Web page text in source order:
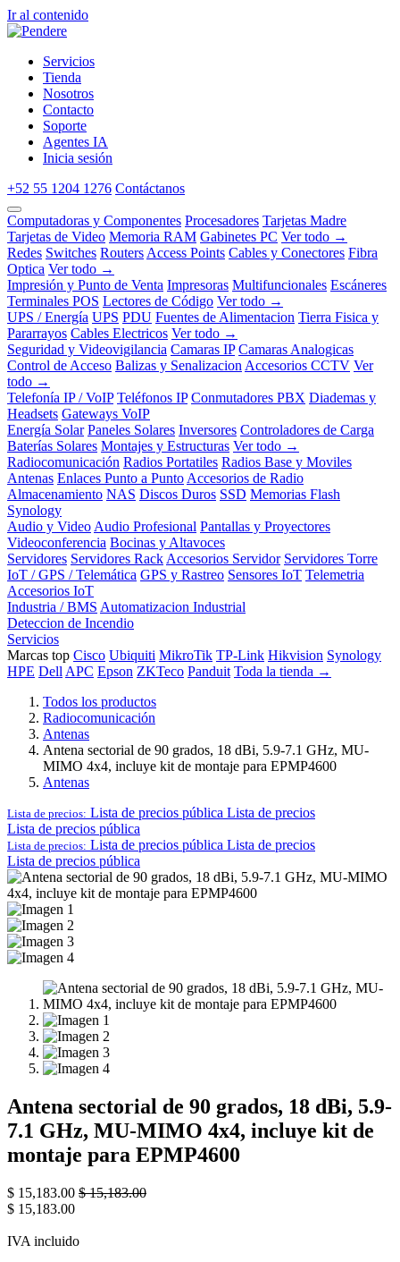
Ir al contenido
Servicios
Tienda
Nosotros
Contacto
Soporte
Agentes IA
Inicia sesión
+52 55 1204 1276 Contáctanos
Computadoras y Componentes Procesadores Tarjetas Madre
Tarjetas de Video Memoria RAM Gabinetes PC Ver todo →
Redes Switches Routers Access Points Cables y Conectores Fibra
Optica Ver todo →
Impresión y Punto de Venta Impresoras Multifuncionales Escáneres
Terminales POS Lectores de Código Ver todo →
UPS / Energía UPS PDU Fuentes de Alimentacion Tierra Fisica y
Pararrayos Cables Electricos Ver todo →
Seguridad y Videovigilancia Camaras IP Camaras Analogicas
Control de Acceso Balizas y Senalizacion Accesorios CCTV Ver
todo →
Telefonía IP / VoIP Teléfonos IP Conmutadores PBX Diademas y
Headsets Gateways VoIP
Energía Solar Paneles Solares Inversores Controladores de Carga
Baterías Solares Montajes y Estructuras Ver todo →
Radiocomunicación Radios Portatiles Radios Base y Moviles
Antenas Enlaces Punto a Punto Accesorios de Radio
Almacenamiento NAS Discos Duros SSD Memorias Flash
Synology
Audio y Video Audio Profesional Pantallas y Proyectores
Videoconferencia Bocinas y Altavoces
Servidores Servidores Rack Accesorios Servidor Servidores Torre
IoT / GPS / Telemática GPS y Rastreo Sensores IoT Telemetria
Accesorios IoT
Industria / BMS Automatizacion Industrial
Deteccion de Incendio
Servicios
Marcas top Cisco Ubiquiti MikroTik TP-Link Hikvision Synology
HPE Dell APC Epson ZKTeco Panduit Toda la tienda →
Todos los productos
Radiocomunicación
Antenas
Antena sectorial de 90 grados, 18 dBi, 5.9-7.1 GHz, MU-
MIMO 4x4, incluye kit de montaje para EPMP4600
Antenas
Lista de precios: Lista de precios pública Lista de precios
Lista de precios pública
Lista de precios: Lista de precios pública Lista de precios
Lista de precios pública
Antena sectorial de 90 grados, 18 dBi, 5.9-
7.1 GHz, MU-MIMO 4x4, incluye kit de
montaje para EPMP4600
$ 15,183.00 $15,183.00
$ 15,183.00
IVA incluido